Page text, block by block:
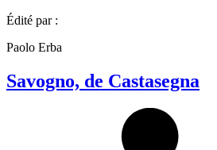
Édité par :
Paolo Erba
Savogno, de Castasegna